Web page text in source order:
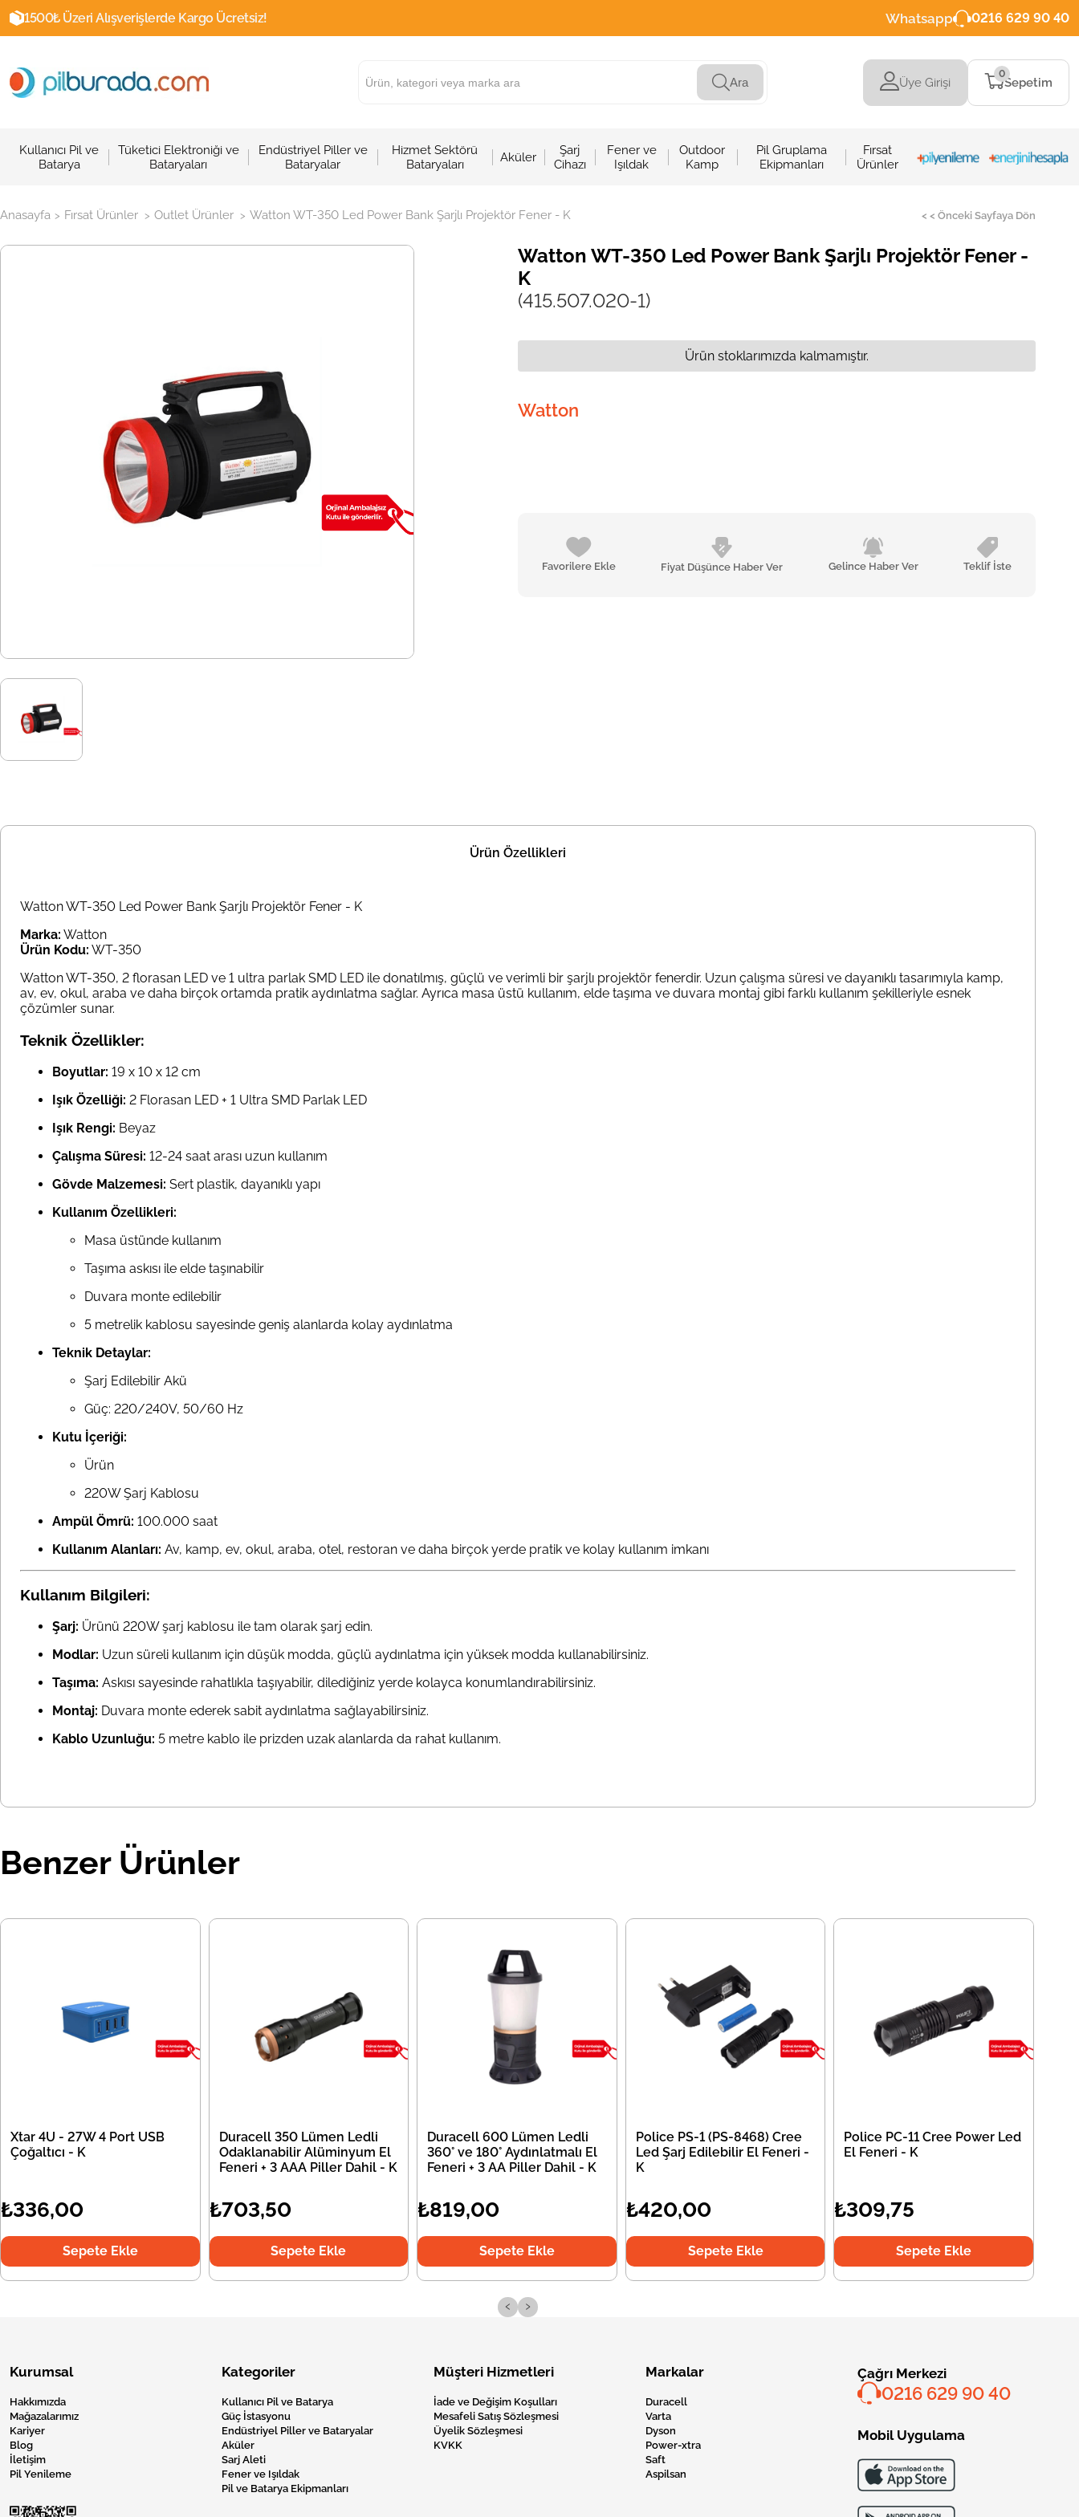
1500₺ Üzeri Alışverişlerde Kargo Ücretsiz! Whatsapp 0216 629 90 40
Ara Üye Girişi Sepetim
0
Kullanıcı Pil ve
Batarya
Tüketici Elektroniği ve
Bataryaları
Endüstriyel Piller ve
Bataryalar
Hizmet Sektörü
Bataryaları
Aküler
Şarj
Cihazı
Fener ve
Işıldak
Outdoor
Kamp
Pil Gruplama
Ekipmanları
Fırsat
Ürünler
Anasayfa > Fırsat Ürünler > Outlet Ürünler > Watton WT-350 Led Power Bank Şarjlı Projektör Fener - K < < Önceki Sayfaya Dön
Watton WT-350 Led Power Bank Şarjlı Projektör Fener -
K
(415.507.020-1)
Watton
Favorilere Ekle Fiyat Düşünce Haber Ver Gelince Haber Ver Teklif İste
Ürün stoklarımızda kalmamıştır.
Ürün Özellikleri
Watton WT-350 Led Power Bank Şarjlı Projektör Fener - K
Marka: Watton
Ürün Kodu: WT-350
Watton WT-350, 2 florasan LED ve 1 ultra parlak SMD LED ile donatılmış, güçlü ve verimli bir şarjlı projektör fenerdir. Uzun çalışma süresi ve dayanıklı tasarımıyla kamp,
av, ev, okul, araba ve daha birçok ortamda pratik aydınlatma sağlar. Ayrıca masa üstü kullanım, elde taşıma ve duvara montaj gibi farklı kullanım şekilleriyle esnek
çözümler sunar.
Teknik Özellikler:
Boyutlar: 19 x 10 x 12 cm
Işık Özelliği: 2 Florasan LED + 1 Ultra SMD Parlak LED
Işık Rengi: Beyaz
Çalışma Süresi: 12-24 saat arası uzun kullanım
Gövde Malzemesi: Sert plastik, dayanıklı yapı
Kullanım Özellikleri:
Masa üstünde kullanım
Taşıma askısı ile elde taşınabilir
Duvara monte edilebilir
5 metrelik kablosu sayesinde geniş alanlarda kolay aydınlatma
Teknik Detaylar:
Şarj Edilebilir Akü
Güç: 220/240V, 50/60 Hz
Kutu İçeriği:
Ürün
220W Şarj Kablosu
Ampül Ömrü: 100.000 saat
Kullanım Alanları: Av, kamp, ev, okul, araba, otel, restoran ve daha birçok yerde pratik ve kolay kullanım imkanı
Kullanım Bilgileri:
Şarj: Ürünü 220W şarj kablosu ile tam olarak şarj edin.
Modlar: Uzun süreli kullanım için düşük modda, güçlü aydınlatma için yüksek modda kullanabilirsiniz.
Taşıma: Askısı sayesinde rahatlıkla taşıyabilir, dilediğiniz yerde kolayca konumlandırabilirsiniz.
Montaj: Duvara monte ederek sabit aydınlatma sağlayabilirsiniz.
Kablo Uzunluğu: 5 metre kablo ile prizden uzak alanlarda da rahat kullanım.
Benzer Ürünler
Xtar 4U - 27W 4 Port USB
Çoğaltıcı - K
₺336,00
Sepete Ekle
Duracell 350 Lümen Ledli
Odaklanabilir Alüminyum El
Feneri + 3 AAA Piller Dahil - K
₺703,50
Sepete Ekle
Duracell 600 Lümen Ledli
360° ve 180° Aydınlatmalı El
Feneri + 3 AA Piller Dahil - K
₺819,00
Sepete Ekle
Police PS-1 (PS-8468) Cree
Led Şarj Edilebilir El Feneri -
K
₺420,00
Sepete Ekle
Police PC-11 Cree Power Led
El Feneri - K
₺309,75
Sepete Ekle
‹ ›
Kurumsal
Hakkımızda
Mağazalarımız
Kariyer
Blog
İletişim
Pil Yenileme
Kategoriler
Kullanıcı Pil ve Batarya
Güç İstasyonu
Endüstriyel Piller ve Bataryalar
Aküler
Sarj Aleti
Fener ve Işıldak
Pil ve Batarya Ekipmanları
Müşteri Hizmetleri
İade ve Değişim Koşulları
Mesafeli Satış Sözleşmesi
Üyelik Sözleşmesi
KVKK
Markalar
Duracell
Varta
Dyson
Power-xtra
Saft
Aspilsan
Çağrı Merkezi
0216 629 90 40
Mobil Uygulama